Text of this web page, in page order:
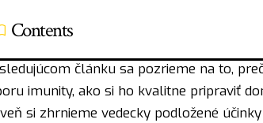
Contents
článku sa pozrieme na to,
imunity, ako si ho kvalitne pripraviť
si zhrnieme vedecky podložené